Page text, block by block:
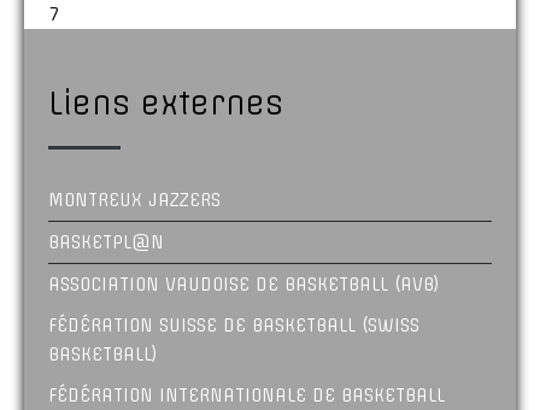
7
Liens externes
MONTREUX JAZZERS
BASKETPL@N
ASSOCIATION VAUDOISE DE BASKETBALL (AVB)
FÉDÉRATION SUISSE DE BASKETBALL (SWISS
BASKETBALL)
FÉDÉRATION INTERNATIONALE DE BASKETBALL